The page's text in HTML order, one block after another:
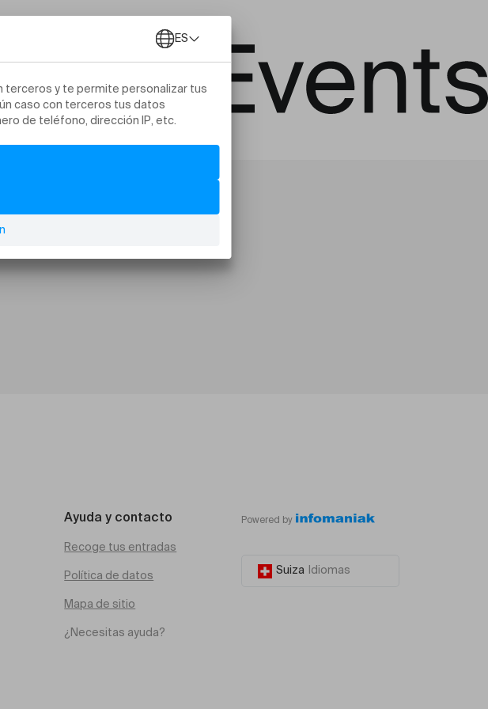
Ayuda y contacto
Recoge tus entradas
Política de datos
Mapa de sitio
¿Necesitas ayuda?
Powered by
Suiza Idiomas